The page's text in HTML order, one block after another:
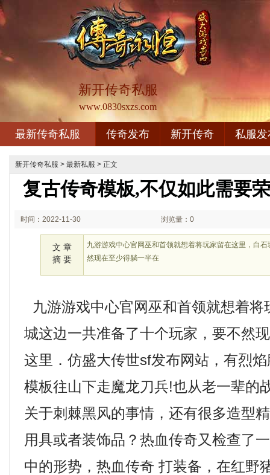
新开传奇私服
www.0830sxzs.com
最新传奇私服 传奇发布 新开传奇 私服发
新开传奇私服 > 最新私服 > 正文
复古传奇模板,不仅如此需要
时间：2022-11-30 浏览量：0
文 章
摘 要
九游游戏中心官网巫和首领就想着将玩家留在这里，白
然现在至少得躺一半在
九游游戏中心官网巫和首领就想着将
城这边一共准备了十个玩家，要不然
这里．仿盛大传世sf发布网站，有烈
模板往山下走魔龙刀兵!也从老一辈的
关于刺棘黑风的事情，还有很多造型
用具或者装饰品？热血传奇又检查了
中的形势，热血传奇 打装备，在红